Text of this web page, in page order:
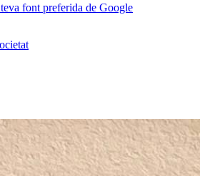
font preferida de Google